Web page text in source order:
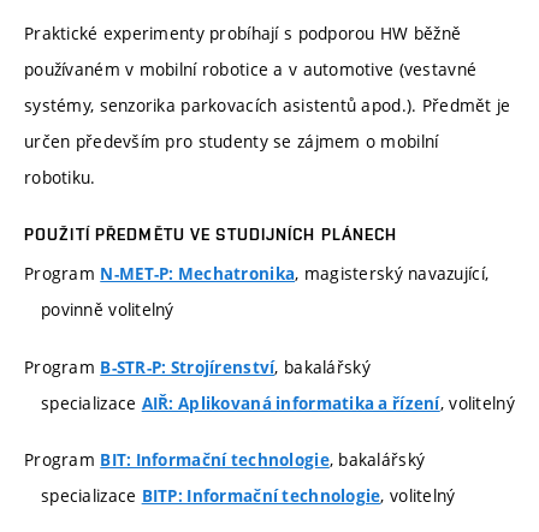
Praktické experimenty probíhají s podporou HW běžně
používaném v mobilní robotice a v automotive (vestavné
systémy, senzorika parkovacích asistentů apod.). Předmět je
určen především pro studenty se zájmem o mobilní
robotiku.
POUŽITÍ PŘEDMĚTU VE STUDIJNÍCH PLÁNECH
Program N-MET-P: Mechatronika, magisterský navazující,
povinně volitelný
Program B-STR-P: Strojírenství, bakalářský
specializace AIŘ: Aplikovaná informatika a řízení, volitelný
Program BIT: Informační technologie, bakalářský
specializace BITP: Informační technologie, volitelný